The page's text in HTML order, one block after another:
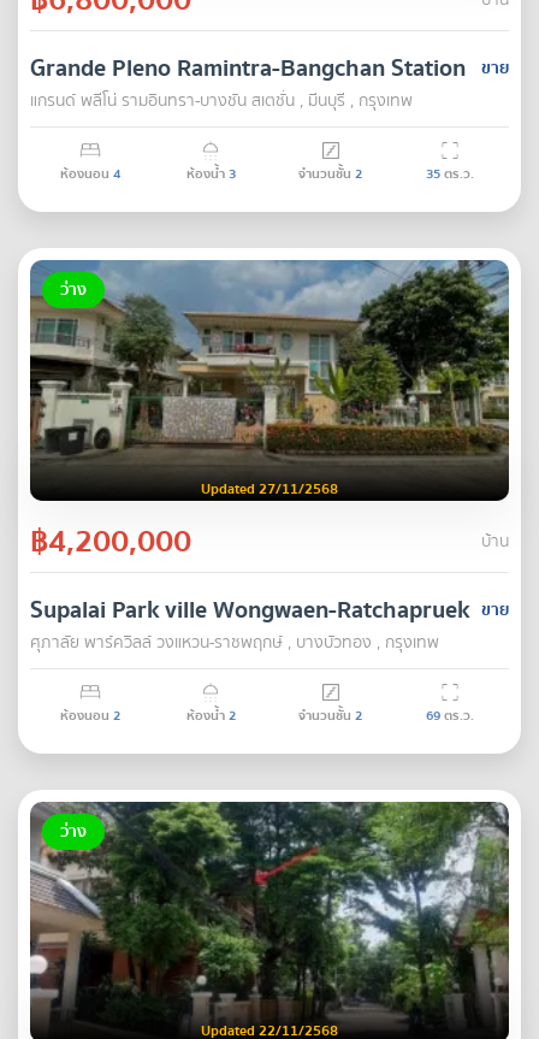
ขาย
Grande Pleno Ramintra-Bangchan Station
แกรนด์ พลีโน่ รามอินทรา-บางชัน สเตชั่น , มีนบุรี , กรุงเทพ
ห้องนอน 4 ห้องน้ำ3 จำนวนชั้น 2 35ตร.ว.
ว่าง
Updated 27/11/2568
฿4,200,000 บ้าน
ขาย
Supalai Park ville Wongwaen-Ratchapruek
ศุภาลัย พาร์ควิลล์ วงแหวน-ราชพฤกษ์ , บางบัวทอง , กรุงเทพ
ห้องนอน 2 ห้องน้ำ2 จำนวนชั้น 2 69ตร.ว.
ว่าง
Updated 22/11/2568